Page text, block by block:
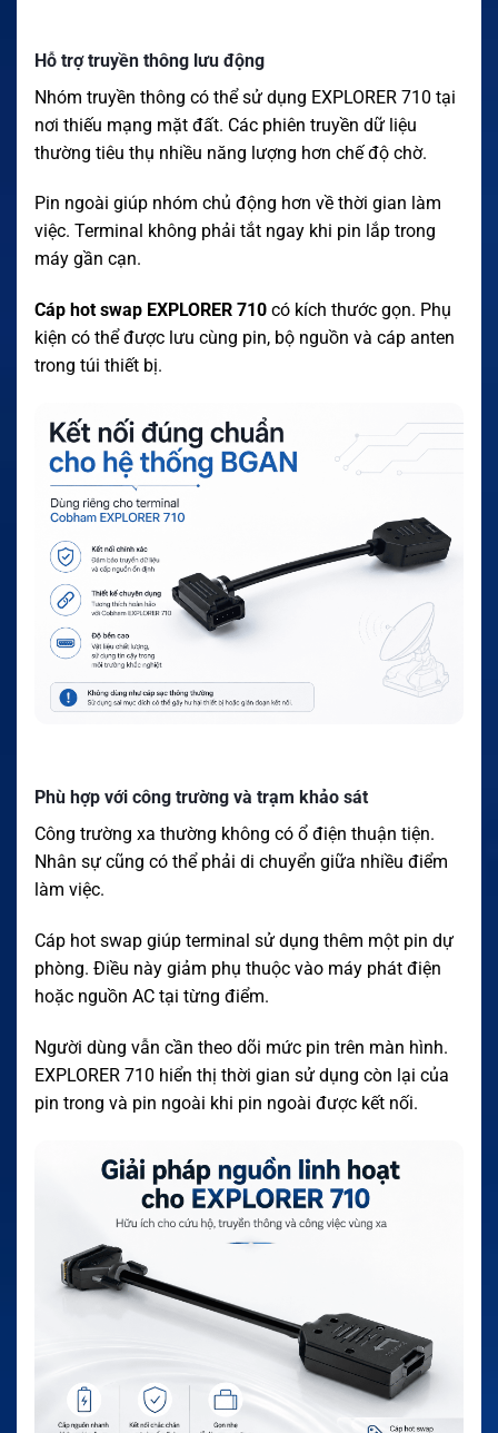
Hỗ trợ truyền thông lưu động
Nhóm truyền thông có thể sử dụng EXPLORER 710 tại
nơi thiếu mạng mặt đất. Các phiên truyền dữ liệu
thường tiêu thụ nhiều năng lượng hơn chế độ chờ.
Pin ngoài giúp nhóm chủ động hơn về thời gian làm
việc. Terminal không phải tắt ngay khi pin lắp trong
máy gần cạn.
Cáp hot swap EXPLORER 710 có kích thước gọn. Phụ
kiện có thể được lưu cùng pin, bộ nguồn và cáp anten
trong túi thiết bị.
Phù hợp với công trường và trạm khảo sát
Công trường xa thường không có ổ điện thuận tiện.
Nhân sự cũng có thể phải di chuyển giữa nhiều điểm
làm việc.
Cáp hot swap giúp terminal sử dụng thêm một pin dự
phòng. Điều này giảm phụ thuộc vào máy phát điện
hoặc nguồn AC tại từng điểm.
Người dùng vẫn cần theo dõi mức pin trên màn hình.
EXPLORER 710 hiển thị thời gian sử dụng còn lại của
pin trong và pin ngoài khi pin ngoài được kết nối.